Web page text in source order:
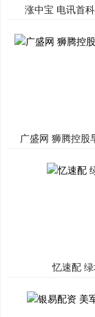
涨中宝 电讯首
广盛网 狮腾控股
忆速配